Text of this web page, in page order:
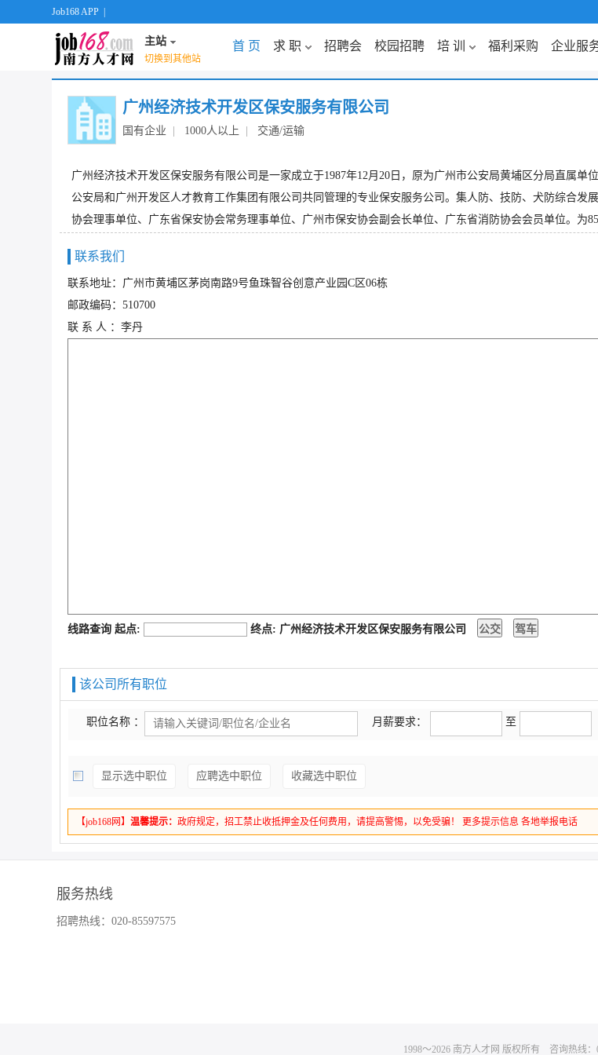
Job168 APP
主站
切换到其他站
首 页 求 职 招聘会 校园招聘 培 训 福利采购 企业服
广州经济技术开发区保安服务有限公司
国有企业 1000人以上 交通/运输
广州经济技术开发区保安服务有限公司是一家成立于1987年12月20日，原为广州市公安局黄埔区分局直属
公安局和广州开发区人才教育工作集团有限公司共同管理的专业保安服务公司。集人防、技防、犬防综合发
协会理事单位、广东省保安协会常务理事单位、广州市保安协会副会长单位、广东省消防协会会员单位。为
联系我们
联系地址：广州市黄埔区茅岗南路9号鱼珠智谷创意产业园C区06栋
邮政编码：510700
联 系 人 ：李丹
线路查询 起点: 终点: 广州经济技术开发区保安服务有限公司
该公司所有职位
职位名称 ： 月薪要求： 至
显示选中职位 应聘选中职位 收藏选中职位
【job168网】 温馨提示： 政府规定，招工禁止收抵押金及任何费用，请提高警惕，以免受骗！ 更多提示信息 各地举报电话
服务热线
招聘热线：020-85597575
1998～2026 南方人才网 版权所有 咨询热线：